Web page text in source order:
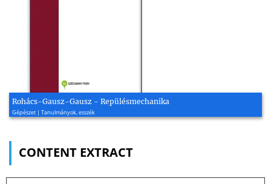
Rohács-Gausz-Gausz - Repülésmechanika
Gépészet | Tanulmányok, esszék
CONTENT EXTRACT